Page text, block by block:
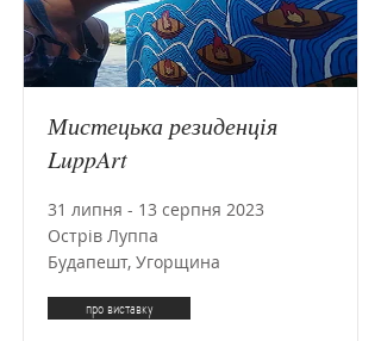
Мистецька резиденція
LuppArt
31 липня - 13 серпня 2023
Острів Луппа
Будапешт, Угорщина
про виставку